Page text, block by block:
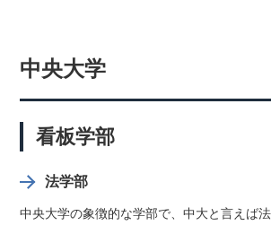
中央大学
看板学部
法学部
中央大学の象徴的な学部で、中大と言えば法